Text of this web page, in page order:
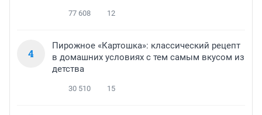
77 608 12
4
Пирожное «Картошка»: классический рецепт
в домашних условиях с тем самым вкусом из
детства
30 510 15